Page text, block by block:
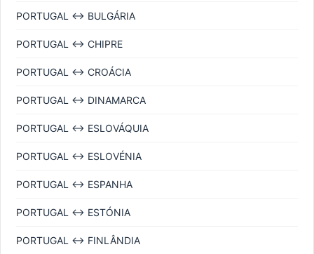
PORTUGAL ↔ BULGÁRIA
PORTUGAL ↔ CHIPRE
PORTUGAL ↔ CROÁCIA
PORTUGAL ↔ DINAMARCA
PORTUGAL ↔ ESLOVÁQUIA
PORTUGAL ↔ ESLOVÉNIA
PORTUGAL ↔ ESPANHA
PORTUGAL ↔ ESTÓNIA
PORTUGAL ↔ FINLÂNDIA